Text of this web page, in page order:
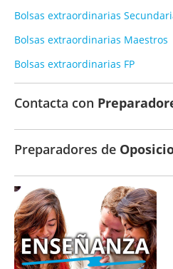
Bolsas extraordinarias
Bolsas extraordinarias Maestros
Bolsas extraordinarias FP
Contacta con
Preparadores de